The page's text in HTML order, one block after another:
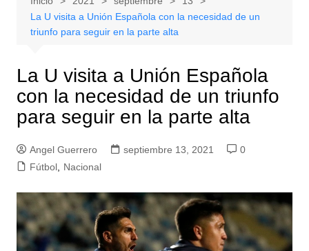
La U visita a Unión Española con la necesidad de un
triunfo para seguir en la parte alta
La U visita a Unión Española
con la necesidad de un triunfo
para seguir en la parte alta
Angel Guerrero septiembre 13, 2021
0
Fútbol, Nacional